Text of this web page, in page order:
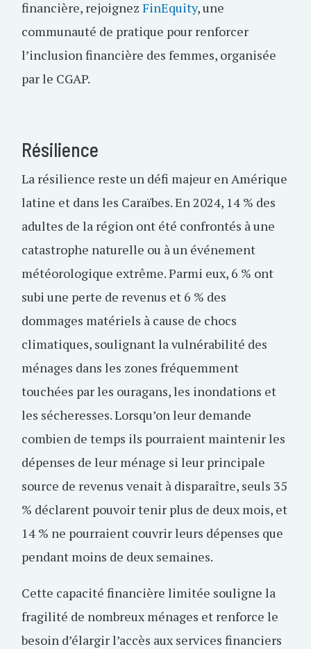
financière, rejoignez FinEquity, une
communauté de pratique pour renforcer
l’inclusion financière des femmes, organisée
par le CGAP.
Résilience
La résilience reste un défi majeur en Amérique
latine et dans les Caraïbes. En 2024, 14 % des
adultes de la région ont été confrontés à une
catastrophe naturelle ou à un événement
météorologique extrême. Parmi eux, 6 % ont
subi une perte de revenus et 6 % des
dommages matériels à cause de chocs
climatiques, soulignant la vulnérabilité des
ménages dans les zones fréquemment
touchées par les ouragans, les inondations et
les sécheresses. Lorsqu’on leur demande
combien de temps ils pourraient maintenir les
dépenses de leur ménage si leur principale
source de revenus venait à disparaître, seuls 35
% déclarent pouvoir tenir plus de deux mois, et
14 % ne pourraient couvrir leurs dépenses que
pendant moins de deux semaines.
Cette capacité financière limitée souligne la
fragilité de nombreux ménages et renforce le
besoin d’élargir l’accès aux services financiers